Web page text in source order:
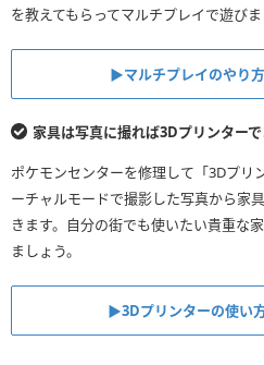
を教えてもらってマルチプレイで遊びま
▶︎マルチプレイのやり
家具は写真に撮れば3Dプリンター
ポケモンセンターを修理して「3Dプリ
ーチャルモードで撮影した写真から家
きます。自分の街でも使いたい貴重な
ましょう。
▶︎3Dプリンターの使い